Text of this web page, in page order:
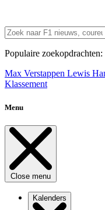
Populaire zoekopdrachten:
Max Verstappen Lewis
Klassement
Menu
Close menu
Kalenders